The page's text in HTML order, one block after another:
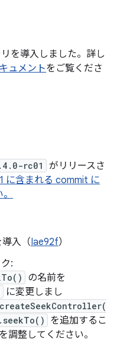
を導入しました。詳し
ュメントをご覧くださ
rc01
がリリースさ
に含まれる commit に
導入（Iae92f）
:
の名前を
に変更しまし
を追加するこ
調整してください。